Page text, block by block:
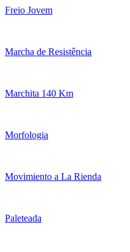
Freio Jovem
Marcha de Resistência
Marchita 140 Km
Morfologia
Movimiento a La Rienda
Paleteada